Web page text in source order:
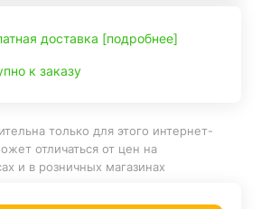
доставка [подробнее]
к заказу
только для этого интернет-
отличаться от цен на
и в розничных магазинах